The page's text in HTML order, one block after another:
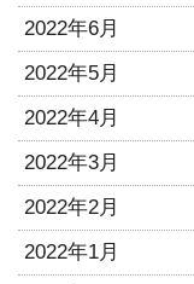
2022年6月
2022年5月
2022年4月
2022年3月
2022年2月
2022年1月